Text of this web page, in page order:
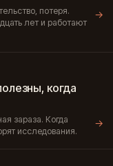
потеря.
лет и работают
→
когда
зараза. Когда
исследования.
→